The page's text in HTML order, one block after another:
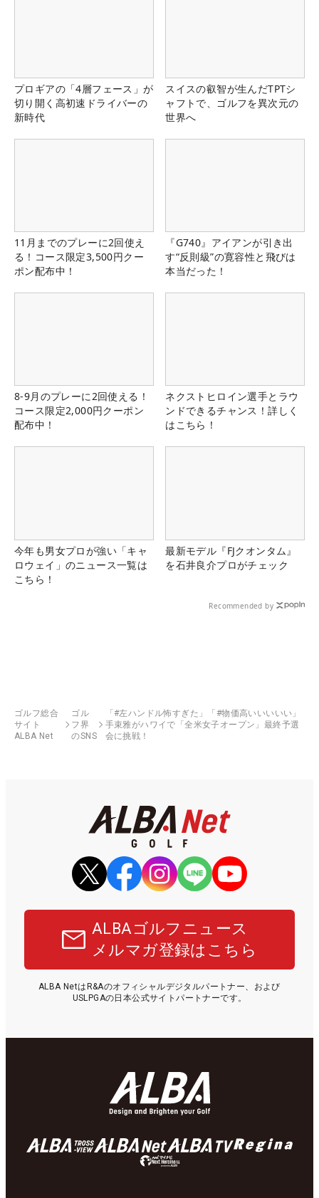
プロギアの「4層フェース」が
切り開く高初速ドライバーの
新時代
スイスの叡智が生んだTPTシ
ャフトで、ゴルフを異次元の
世界へ
11月までのプレーに2回使え
る！コース限定3,500円クー
ポン配布中！
『G740』アイアンが引き出
す“反則級”の寛容性と飛びは
本当だった！
8-9月のプレーに2回使える！
コース限定2,000円クーポン
配布中！
ネクストヒロイン選手とラウ
ンドできるチャンス！詳しく
はこちら！
今年も男女プロが強い「キャ
ロウェイ」のニュース一覧は
こちら！
最新モデル『FJクオンタム』
を石井良介プロがチェック
Recommended by
ゴルフ総合
サイト
ALBA Net
ゴル
フ界
のSNS
「#左ハンドル怖すぎた」「#物価高いいいいい」
手束雅がハワイで「全米女子オープン」最終予選
会に挑戦！
ALBAゴルフニュース
メルマガ登録はこちら
ALBA NetはR&Aのオフィシャルデジタルパートナー、および
USLPGAの日本公式サイトパートナーです。